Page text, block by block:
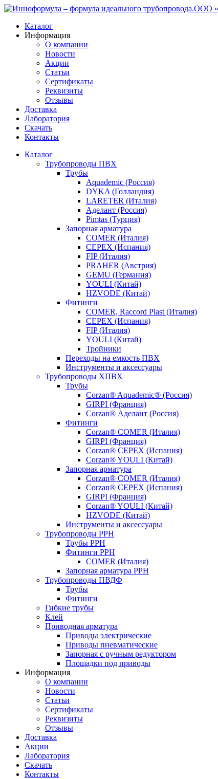
ООО
Каталог
Информация
О компании
Новости
Акции
Статьи
Сертификаты
Реквизиты
Отзывы
Доставка
Лаборатория
Скачать
Контакты
Каталог
Трубопроводы ПВХ
Трубы
Aquademic (Россия)
DYKA (Голландия)
LARETER (Италия)
Аделант (Россия)
Pimtas (Турция)
Запорная арматура
COMER (Италия)
CEPEX (Испания)
FIP (Италия)
PRAHER (Австрия)
GEMU (Германия)
YOULI (Китай)
HZVODE (Китай)
Фитинги
COMER, Raccord Plast (Италия)
CEPEX (Испания)
FIP (Италия)
YOULI (Китай)
Тройники
Переходы на емкость ПВХ
Инструменты и аксессуары
Трубопроводы ХПВХ
Трубы
Corzan® Aquademic® (Россия)
GIRPI (Франция)
Corzan® Аделант (Россия)
Фитинги
Corzan® COMER (Италия)
GIRPI (Франция)
Corzan® CEPEX (Испания)
Corzan® YOULI (Китай)
Запорная арматура
Corzan® COMER (Италия)
Corzan® CEPEX (Испания)
GIRPI (Франция)
Corzan® YOULI (Китай)
HZVODE (Китай)
Инструменты и аксессуары
Трубопроводы PPH
Трубы PPH
Фитинги PPH
COMER (Италия)
Запорная арматура PPH
Трубопроводы ПВДФ
Трубы
Фитинги
Гибкие трубы
Клей
Приводная арматура
Приводы электрические
Приводы пневматические
Запорная с ручным редуктором
Площадки под приводы
Информация
О компании
Новости
Статьи
Сертификаты
Реквизиты
Отзывы
Доставка
Акции
Лаборатория
Скачать
Контакты